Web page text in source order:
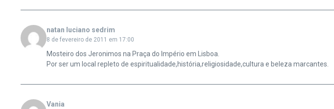
natan luciano sedrim
8 de fevereiro de 2011 em 17:00
Mosteiro dos Jeronimos na Praça do Império em Lisboa.
Por ser um local repleto de espiritualidade,história,religiosidade,cultura e beleza marcantes.
Vania